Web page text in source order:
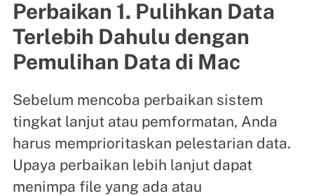
Perbaikan 1. Pulihkan Data
Terlebih Dahulu dengan
Pemulihan Data di Mac
Sebelum mencoba perbaikan sistem
tingkat lanjut atau pemformatan, Anda
harus memprioritaskan pelestarian data.
Upaya perbaikan lebih lanjut dapat
menimpa file yang ada atau